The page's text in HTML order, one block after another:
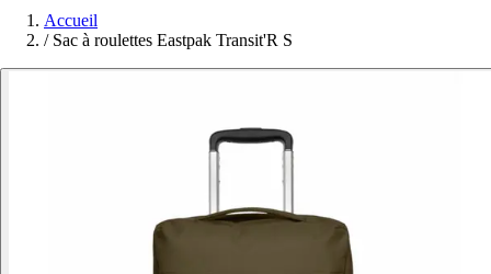
Accueil
/ Sac à roulettes Eastpak Transit'R S